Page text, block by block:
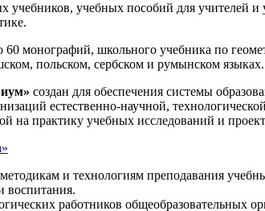
учебных пособий для учителей
60 монографий, школьного учебника по
польском, сербском и румынском
создан для обеспечения системы
естественно-научной,
на практику учебных исследований и
и технологиям преподавания
воспитания.
работников общеобразовательных